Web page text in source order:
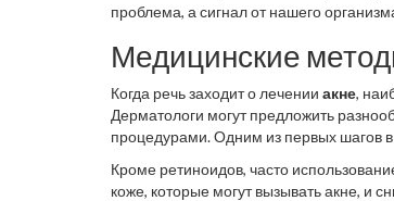
проблема, а сигнал от нашего
Медицинские
Когда речь заходит о лечении акне,
Дерматологи могут предложить
процедурами. Одним из первых шагов
применять в виде кремов или гелей,
Кроме ретиноидов, часто
коже, которые могут вызывать акне, и